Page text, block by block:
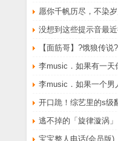
愿你千帆历尽，不染
没想到这些提示音最
【面筋哥】?饿狼传说
李music．如果有一天
开口跪！综艺里的s级
逃不掉的「旋律漩涡」
宝宝整人电话(会员版)